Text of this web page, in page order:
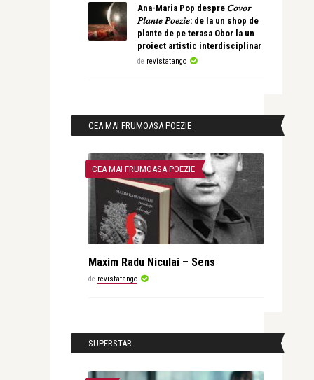
Ana-Maria Pop despre 𝐶𝑜𝑣𝑜𝑟
𝑃𝑙𝑎𝑛𝑡𝑒 𝑃𝑜𝑒𝑧𝑖𝑒: de la un shop de
plante de pe terasa Obor la un
proiect artistic interdisciplinar
de revistatango
CEA MAI FRUMOASA POEZIE
CEA MAI FRUMOASA POEZIE
Maxim Radu Niculai – Sens
de revistatango
SUPERSTAR